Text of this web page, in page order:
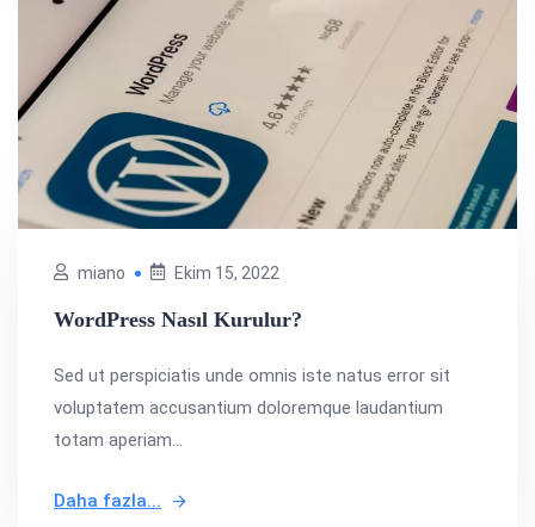
miano Ekim 15, 2022
WordPress Nasıl Kurulur?
Sed ut perspiciatis unde omnis iste natus error sit
voluptatem accusantium doloremque laudantium
totam aperiam...
Daha fazla...